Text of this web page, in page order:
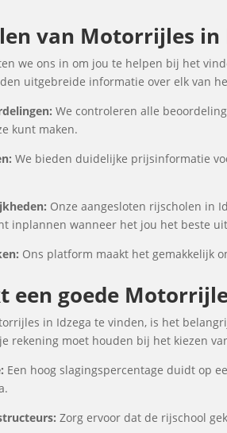
van Motorrijles in
we ons in om jou te helpen bij het
uitgebreide informatie over elk van
We controleren alle
kunt maken.
We bieden duidelijke prijsinformatie
Onze aangesloten rijscholen in
inplannen wanneer het jou het beste
Ons platform maakt het gemakkelijk
een goede
in Idzega te vinden, is het
rekening moet houden bij het kiezen
Een hoog slagingspercentage duidt op
Zorg ervoor dat de rijschool